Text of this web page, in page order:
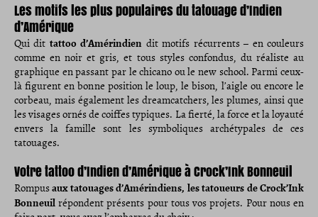
Les motifs les plus populaires du tatouage d’Indien
d’Amérique
Qui dit tattoo d’Amérindien dit motifs récurrents – en couleurs
comme en noir et gris, et tous styles confondus, du réaliste au
graphique en passant par le chicano ou le new school. Parmi ceux-
là figurent en bonne position le loup, le bison, l’aigle ou encore le
corbeau, mais également les dreamcatchers, les plumes, ainsi que
les visages ornés de coiffes typiques. La fierté, la force et la loyauté
envers la famille sont les symboliques archétypales de ces
tatouages.
Votre tattoo d’Indien d’Amérique à Crock’Ink Bonneuil
Rompusaux tatouages d’Amérindiens, les tatoueurs de Crock’Ink
Bonneuilrépondent présents pour tous vos projets. Pour nous en